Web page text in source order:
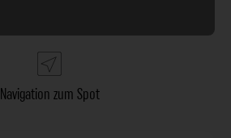
Navigation zum Spot